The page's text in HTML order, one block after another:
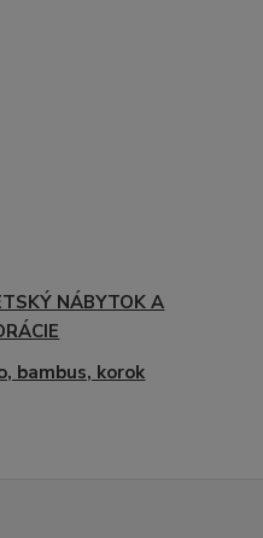
NÁBYTOK A
bambus, korok